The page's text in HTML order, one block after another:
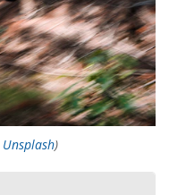
Unsplash)